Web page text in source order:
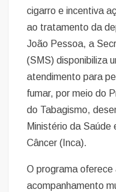
cigarro e incentiva
ao tratamento da
João Pessoa, a
(SMS) disponibiliza
atendimento para
fumar, por meio do
do Tabagismo,
Ministério da
Câncer (Inca).
O programa oferece
acompanhamento